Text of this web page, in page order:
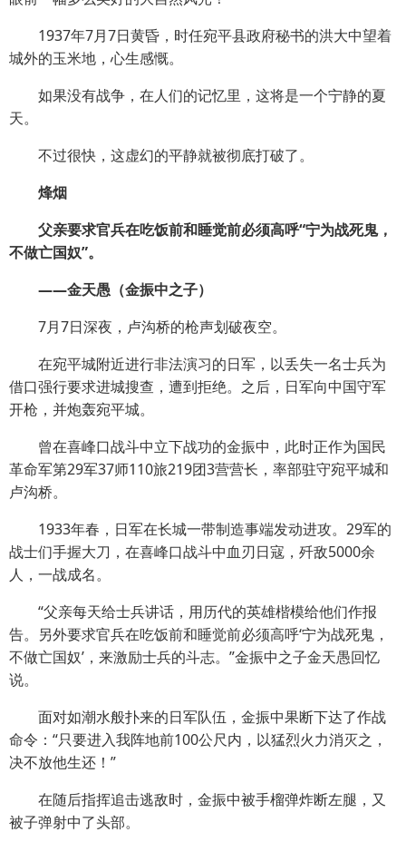
1937年7月7日黄昏，时任宛平县政府秘书的洪大中望着
城外的玉米地，心生感慨。
如果没有战争，在人们的记忆里，这将是一个宁静的夏
天。
不过很快，这虚幻的平静就被彻底打破了。
烽烟
父亲要求官兵在吃饭前和睡觉前必须高呼“宁为战死鬼，
不做亡国奴”。
——金天愚（金振中之子）
7月7日深夜，卢沟桥的枪声划破夜空。
在宛平城附近进行非法演习的日军，以丢失一名士兵为
借口强行要求进城搜查，遭到拒绝。之后，日军向中国守军
开枪，并炮轰宛平城。
曾在喜峰口战斗中立下战功的金振中，此时正作为国民
革命军第29军37师110旅219团3营营长，率部驻守宛平城和
卢沟桥。
1933年春，日军在长城一带制造事端发动进攻。29军的
战士们手握大刀，在喜峰口战斗中血刃日寇，歼敌5000余
人，一战成名。
“父亲每天给士兵讲话，用历代的英雄楷模给他们作报
告。另外要求官兵在吃饭前和睡觉前必须高呼‘宁为战死鬼，
不做亡国奴’，来激励士兵的斗志。”金振中之子金天愚回忆
说。
面对如潮水般扑来的日军队伍，金振中果断下达了作战
命令：“只要进入我阵地前100公尺内，以猛烈火力消灭之，
决不放他生还！”
在随后指挥追击逃敌时，金振中被手榴弹炸断左腿，又
被子弹射中了头部。